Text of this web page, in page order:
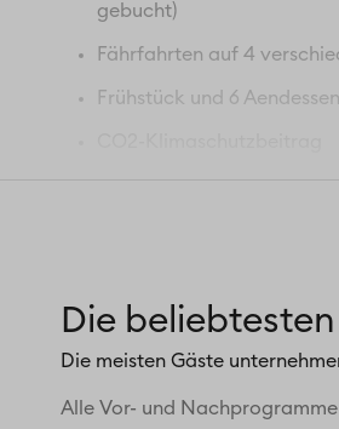
gebucht)
Fährfahrten auf 4
Frühstück und 6 Aendessen
Besuch eines Weingutes
optional:Ausflug
Die
Die meisten Gäste
Alle Vor- und